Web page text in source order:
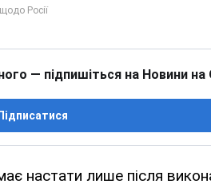
— підпишіться на Новини на
Підписатися
настати лише після